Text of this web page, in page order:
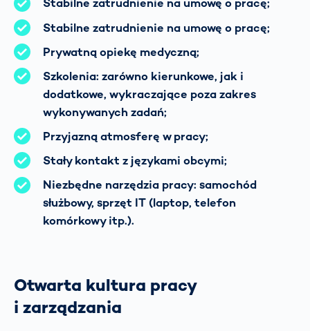
Stabilne zatrudnienie na umowę o pracę;
Stabilne zatrudnienie na umowę o pracę;
Prywatną opiekę medyczną;
Szkolenia: zarówno kierunkowe, jak i
dodatkowe, wykraczające poza zakres
wykonywanych zadań;
Przyjazną atmosferę w pracy;
Stały kontakt z językami obcymi;
Niezbędne narzędzia pracy: samochód
służbowy, sprzęt IT (laptop, telefon
komórkowy itp.).
Otwarta kultura pracy
i zarządzania